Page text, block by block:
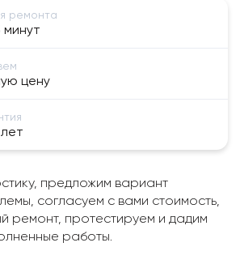
ремонта
минут
цену
предложим вариант
согласуем с вами стоимость,
ремонт, протестируем и дадим
работы.